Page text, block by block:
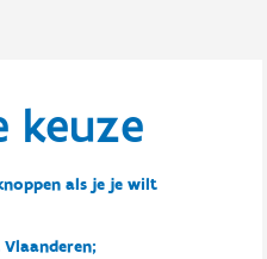
keuze
als je je wilt